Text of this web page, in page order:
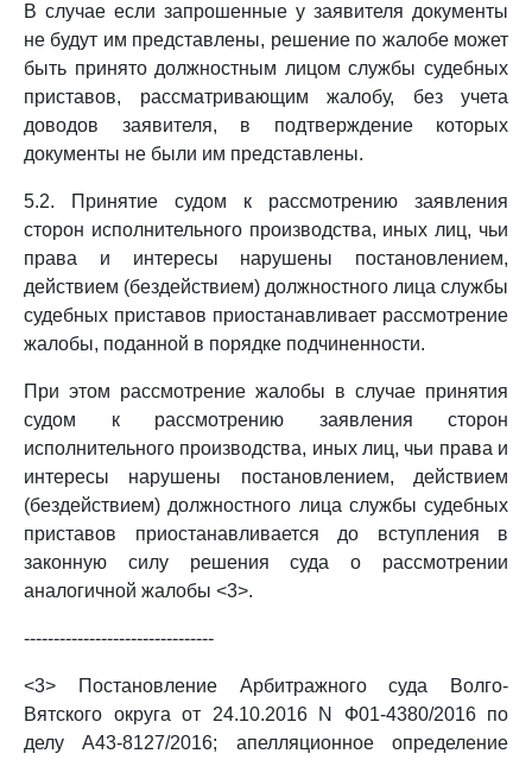
В случае если запрошенные у заявителя документы
не будут им представлены, решение по жалобе может
быть принято должностным лицом службы судебных
приставов, рассматривающим жалобу, без учета
доводов заявителя, в подтверждение которых
документы не были им представлены.
5.2. Принятие судом к рассмотрению заявления
сторон исполнительного производства, иных лиц, чьи
права и интересы нарушены постановлением,
действием (бездействием) должностного лица службы
судебных приставов приостанавливает рассмотрение
жалобы, поданной в порядке подчиненности.
При этом рассмотрение жалобы в случае принятия
судом к рассмотрению заявления сторон
исполнительного производства, иных лиц, чьи права и
интересы нарушены постановлением, действием
(бездействием) должностного лица службы судебных
приставов приостанавливается до вступления в
законную силу решения суда о рассмотрении
аналогичной жалобы <3>.
--------------------------------
<3> Постановление Арбитражного суда Волго-
Вятского округа от 24.10.2016 N Ф01-4380/2016 по
делу А43-8127/2016; апелляционное определение